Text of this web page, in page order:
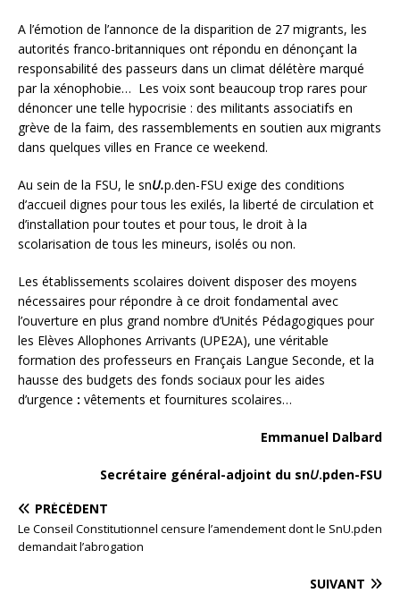
A l’émotion de l’annonce de la disparition de 27 migrants, les
autorités franco-britanniques ont répondu en dénonçant la
responsabilité des passeurs dans un climat délétère marqué
par la xénophobie… Les voix sont beaucoup trop rares pour
dénoncer une telle hypocrisie : des militants associatifs en
grève de la faim, des rassemblements en soutien aux migrants
dans quelques villes en France ce weekend.
Au sein de la FSU, le snU.p.den-FSU exige des conditions
d’accueil dignes pour tous les exilés, la liberté de circulation et
d’installation pour toutes et pour tous, le droit à la
scolarisation de tous les mineurs, isolés ou non.
Les établissements scolaires doivent disposer des moyens
nécessaires pour répondre à ce droit fondamental avec
l’ouverture en plus grand nombre d’Unités Pédagogiques pour
les Elèves Allophones Arrivants (UPE2A), une véritable
formation des professeurs en Français Langue Seconde, et la
hausse des budgets des fonds sociaux pour les aides
d’urgence : vêtements et fournitures scolaires…
Emmanuel Dalbard
Secrétaire général-adjoint du snU.pden-FSU
PRÉCÉDENT
Le Conseil Constitutionnel censure l’amendement dont le SnU.pden
demandait l’abrogation
SUIVANT